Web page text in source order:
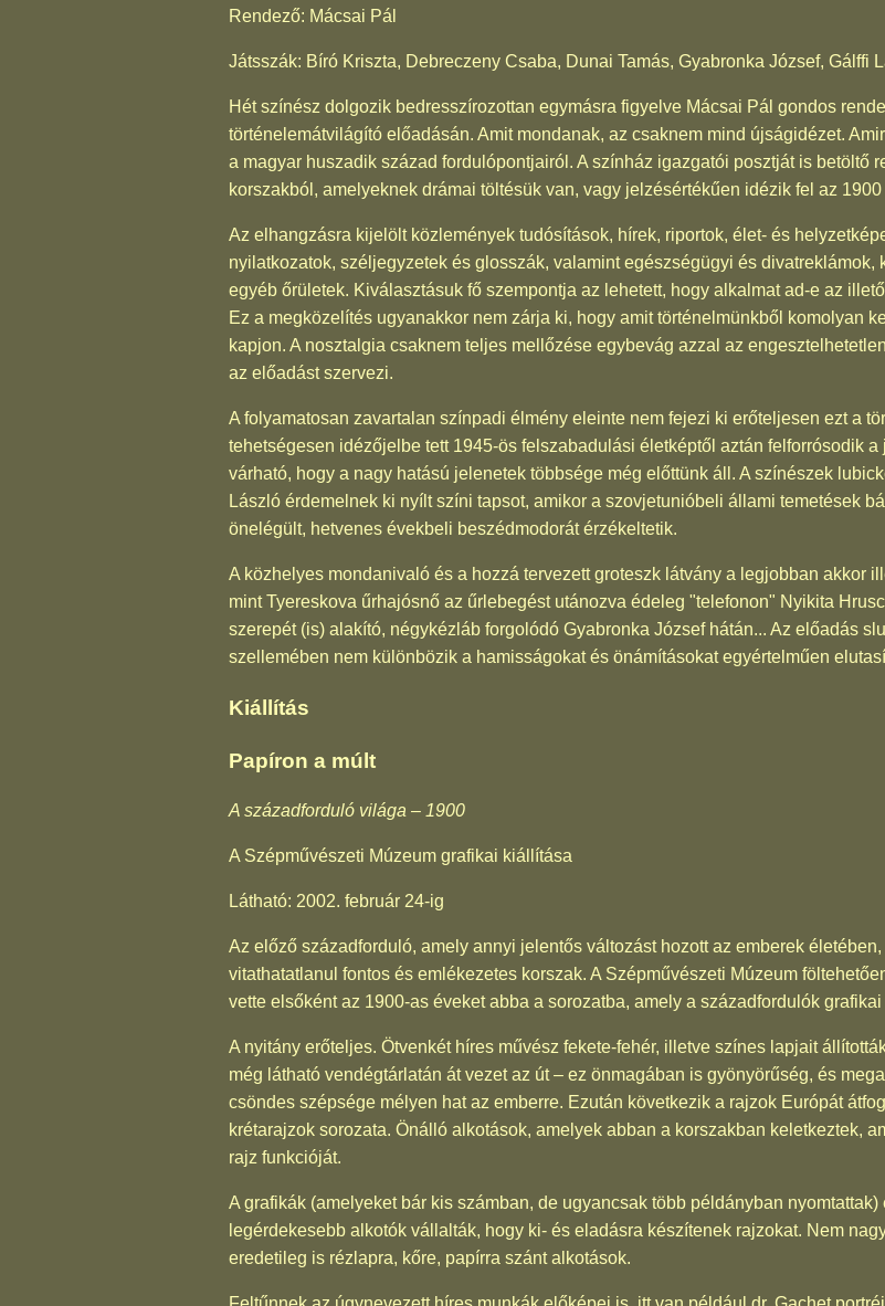
Rendező: Mácsai Pál
Játsszák: Bíró Kriszta, Debreczeny Csaba, Dunai Tamás, Gyabronka József, Gálffi
Hét színész dolgozik bedresszírozottan egymásra figyelve Mácsai Pál gondos
történelemátvilágító előadásán. Amit mondanak, az csaknem mind újságidézet.
a magyar huszadik század fordulópontjairól. A színház igazgatói posztját is betöltő
korszakból, amelyeknek drámai töltésük van, vagy jelzésértékűen idézik fel az
Az elhangzásra kijelölt közlemények tudósítások, hírek, riportok, élet- és
nyilatkozatok, széljegyzetek és glosszák, valamint egészségügyi és
egyéb őrületek. Kiválasztásuk fő szempontja az lehetett, hogy alkalmat ad-e az
Ez a megközelítés ugyanakkor nem zárja ki, hogy amit történelmünkből komolyan
kapjon. A nosztalgia csaknem teljes mellőzése egybevág azzal az
az előadást szervezi.
A folyamatosan zavartalan színpadi élmény eleinte nem fejezi ki erőteljesen ezt a
tehetségesen idézőjelbe tett 1945-ös felszabadulási életképtől aztán felforrósodik
várható, hogy a nagy hatású jelenetek többsége még előttünk áll. A színészek
László érdemelnek ki nyílt színi tapsot, amikor a szovjetunióbeli állami temetések
önelégült, hetvenes évekbeli beszédmodorát érzékeltetik.
A közhelyes mondanivaló és a hozzá tervezett groteszk látvány a legjobban akkor
mint Tyereskova űrhajósnő az űrlebegést utánozva édeleg "telefonon" Nyikita
szerepét (is) alakító, négykézláb forgolódó Gyabronka József hátán... Az előadás
szellemében nem különbözik a hamisságokat és önámításokat egyértelműen
Kiállítás
Papíron a múlt
A századforduló világa – 1900
A Szépművészeti Múzeum grafikai kiállítása
Látható: 2002. február 24-ig
Az előző századforduló, amely annyi jelentős változást hozott az emberek
vitathatatlanul fontos és emlékezetes korszak. A Szépművészeti Múzeum
vette elsőként az 1900-as éveket abba a sorozatba, amely a századfordulók
A nyitány erőteljes. Ötvenkét híres művész fekete-fehér, illetve színes lapjait
még látható vendégtárlatán át vezet az út – ez önmagában is gyönyörűség, és
csöndes szépsége mélyen hat az emberre. Ezután következik a rajzok Európát
krétarajzok sorozata. Önálló alkotások, amelyek abban a korszakban keletkeztek,
rajz funkcióját.
A grafikák (amelyeket bár kis számban, de ugyancsak több példányban
legérdekesebb alkotók vállalták, hogy ki- és eladásra készítenek rajzokat. Nem
eredetileg is rézlapra, kőre, papírra szánt alkotások.